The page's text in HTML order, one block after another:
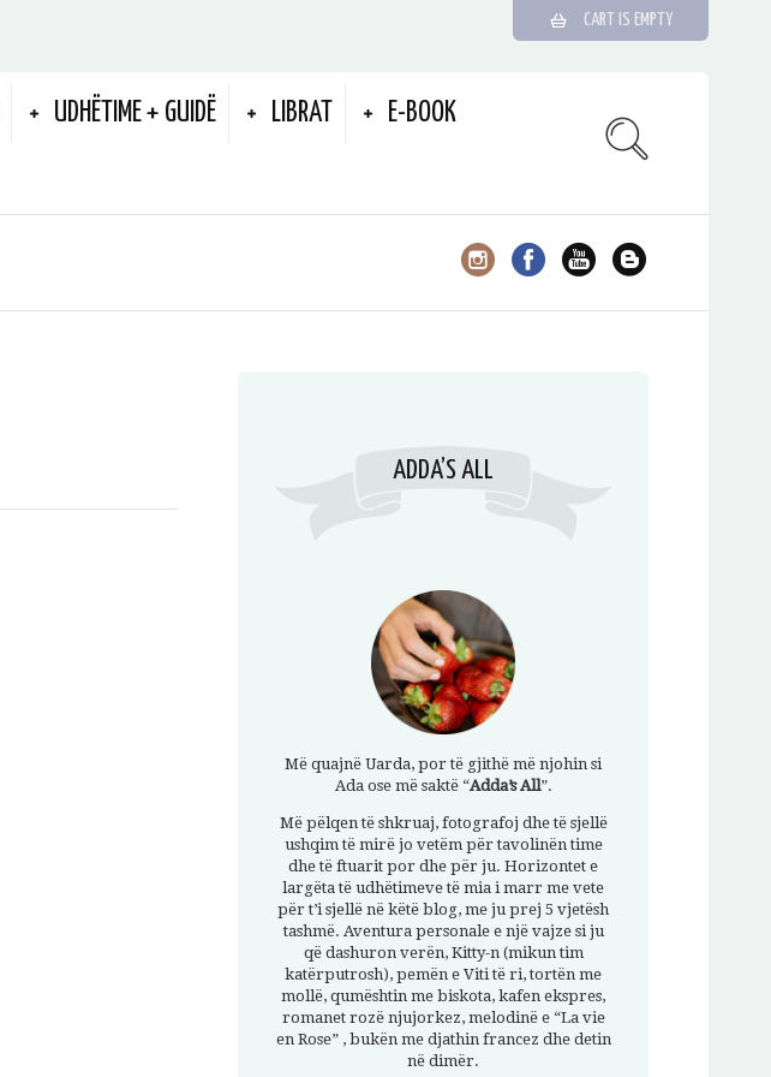
CART IS EMPTY
UDHËTIME + GUIDË LIBRAT E-BOOK
ADDA’S ALL
Më quajnë Uarda, por të gjithë më njohin si
Ada ose më saktë “Adda’s All”.
Më pëlqen të shkruaj, fotografoj dhe të sjellë
ushqim të mirë jo vetëm për tavolinën time
dhe të ftuarit por dhe për ju. Horizontet e
largëta të udhëtimeve të mia i marr me vete
për t’i sjellë në këtë blog, me ju prej 5 vjetësh
tashmë. Aventura personale e një vajze si ju
që dashuron verën, Kitty-n (mikun tim
katërputrosh), pemën e Viti të ri, tortën me
mollë, qumështin me biskota, kafen ekspres,
romanet rozë njujorkez, melodinë e “La vie
en Rose” , bukën me djathin francez dhe detin
në dimër.